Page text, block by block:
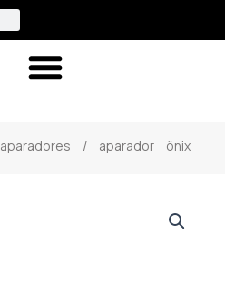
aparadores / aparador ônix